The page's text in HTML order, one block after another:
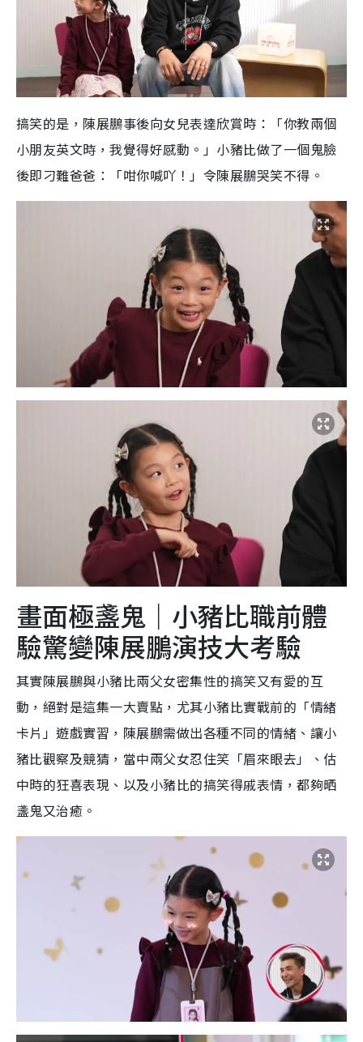
搞笑的是，陳展鵬事後向女兒表達欣賞時：「你教兩個
小朋友英文時，我覺得好感動。」小豬比做了一個鬼臉
後即刁難爸爸：「咁你喊吖！」令陳展鵬哭笑不得。
畫面極盞鬼｜小豬比職前體
驗驚變陳展鵬演技大考驗
其實陳展鵬與小豬比兩父女密集性的搞笑又有愛的互
動，絕對是這集一大賣點，尤其小豬比實戰前的「情緒
卡片」遊戲實習，陳展鵬需做出各種不同的情緒、讓小
豬比觀察及競猜，當中兩父女忍住笑「眉來眼去」、估
中時的狂喜表現、以及小豬比的搞笑得戚表情，都夠晒
盞鬼又治癒。